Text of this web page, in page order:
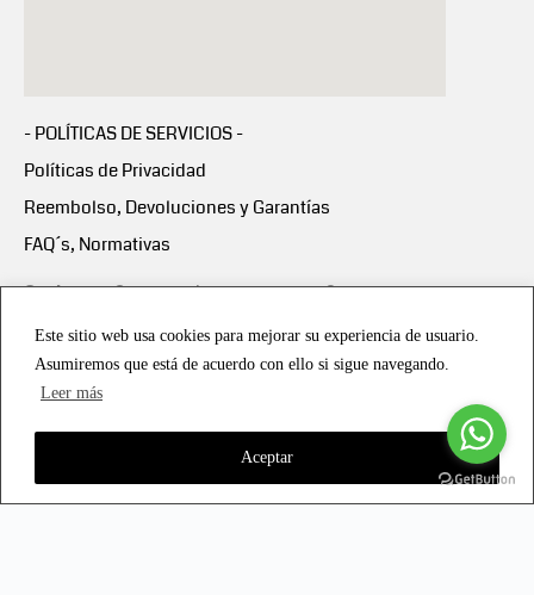
Este sitio web usa cookies para mejorar su experiencia de usuario.
Asumiremos que está de acuerdo con ello si sigue navegando.
Leer más
Aceptar
- POLÍTICAS DE SERVICIOS -
Políticas de Privacidad
Reembolso, Devoluciones y Garantías
FAQ´s, Normativas
Scalapay:Compra ahora y paga en 3 cuotas
Scalapay Política Privacidad
Copyright © 2021 all rights reserved - Vialmotor